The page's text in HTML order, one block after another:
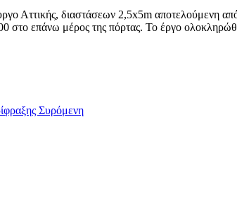
Αττικής, διαστάσεων 2,5x5m αποτελούμενη
στο επάνω μέρος της πόρτας. Το έργο
Συρόμενη